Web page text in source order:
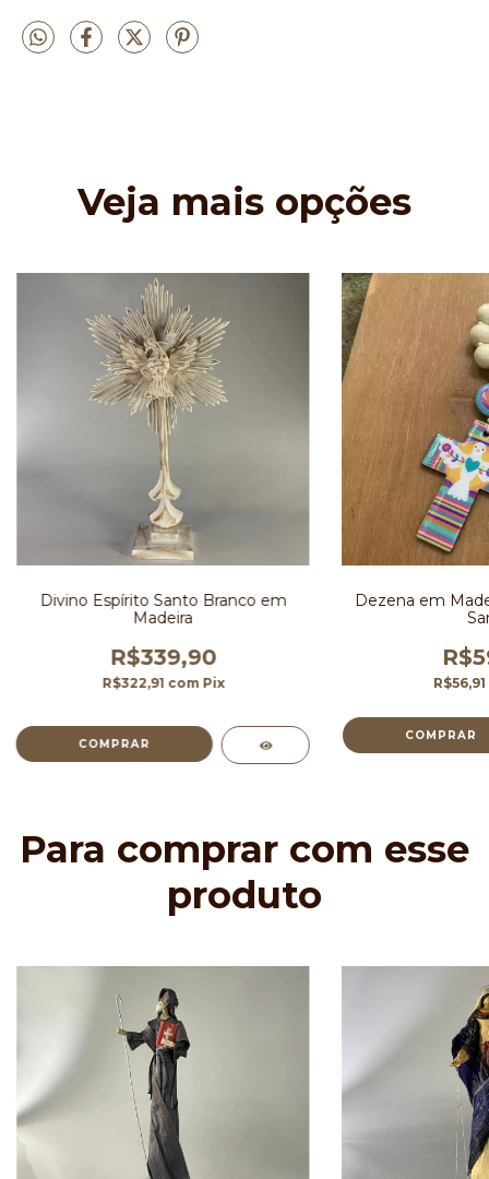
Veja mais opções
Divino Espírito Santo Branco em
Madeira
R$339,90
R$322,91 com Pix
Dezena em
R$56,91
Para comprar com esse
produto